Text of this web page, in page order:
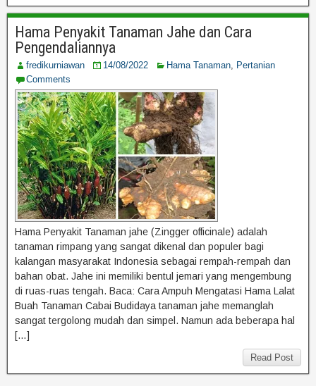
Hama Penyakit Tanaman Jahe dan Cara
Pengendaliannya
fredikurniawan 14/08/2022 Hama Tanaman, Pertanian
Comments
Hama Penyakit Tanaman jahe (Zingger officinale) adalah
tanaman rimpang yang sangat dikenal dan populer bagi
kalangan masyarakat Indonesia sebagai rempah-rempah dan
bahan obat. Jahe ini memiliki bentul jemari yang mengembung
di ruas-ruas tengah. Baca: Cara Ampuh Mengatasi Hama Lalat
Buah Tanaman Cabai Budidaya tanaman jahe memanglah
sangat tergolong mudah dan simpel. Namun ada beberapa hal
[…]
Read Post